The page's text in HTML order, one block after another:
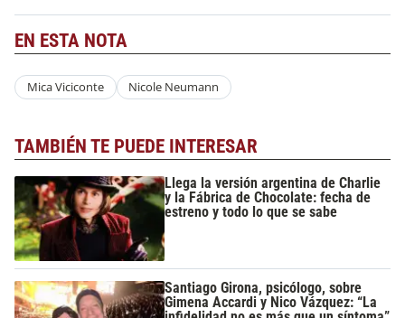
EN ESTA NOTA
Mica Viciconte Nicole Neumann
TAMBIÉN TE PUEDE INTERESAR
Llega la versión argentina de Charlie
y la Fábrica de Chocolate: fecha de
estreno y todo lo que se sabe
Santiago Girona, psicólogo, sobre
Gimena Accardi y Nico Vázquez: “La